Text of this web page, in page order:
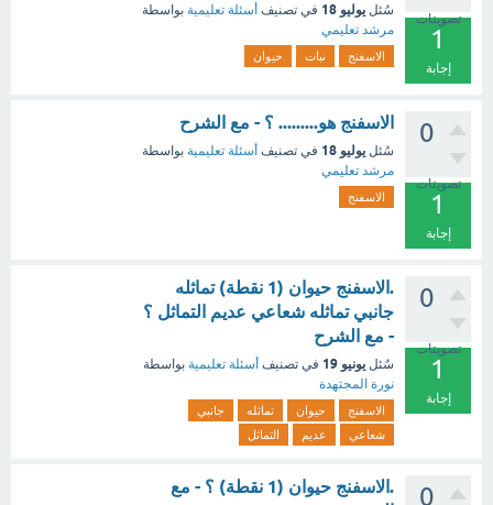
تصويتات
1
إجابة
سُئل يوليو 18 في تصنيف أسئلة تعليمية بواسطة
مرشد تعليمي
الاسفنج نبات حيوان
0
تصويتات
1
إجابة
الاسفنج هو......... ؟ - مع الشرح
سُئل يوليو 18 في تصنيف أسئلة تعليمية بواسطة
مرشد تعليمي
الاسفنج
0
تصويتات
1
إجابة
.الاسفنج حيوان (1 نقطة) تماثله
جانبي تماثله شعاعي عديم التماثل ؟
- مع الشرح
سُئل يونيو 19 في تصنيف أسئلة تعليمية بواسطة
نورة المجتهدة
الاسفنج حيوان تماثله
جانبي
شعاعي
عديم التماثل
0
.الاسفنج حيوان (1 نقطة) ؟ - مع